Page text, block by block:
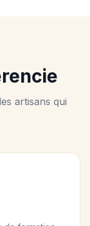
artisans qui